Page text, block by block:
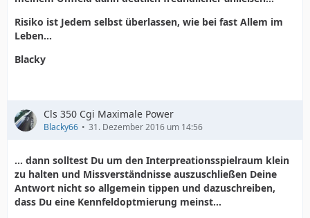
Risiko ist Jedem selbst überlassen, wie bei fast Allem im
Leben...
Blacky
Cls 350 Cgi Maximale Power
Blacky66 31. Dezember 2016 um 14:56
... dann solltest Du um den Interpreationsspielraum klein
zu halten und Missverständnisse auszuschließen Deine
Antwort nicht so allgemein tippen und dazuschreiben,
dass Du eine Kennfeldoptmierung meinst...